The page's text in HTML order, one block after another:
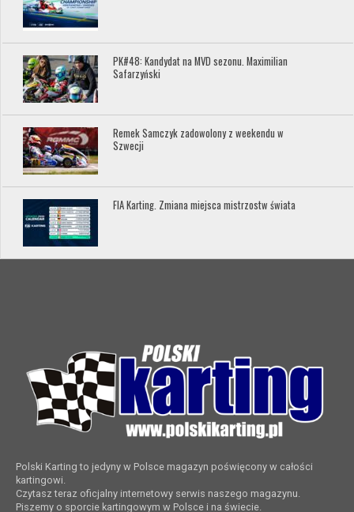
PK#48: Kandydat na MVD sezonu. Maximilian
Safarzyński
Remek Samczyk zadowolony z weekendu w
Szwecji
FIA Karting. Zmiana miejsca mistrzostw świata
Polski Karting to jedyny w Polsce magazyn poświęcony w całości
kartingowi.
Czytasz teraz oficjalny internetowy serwis naszego magazynu.
Piszemy o sporcie kartingowym w Polsce i na świecie.